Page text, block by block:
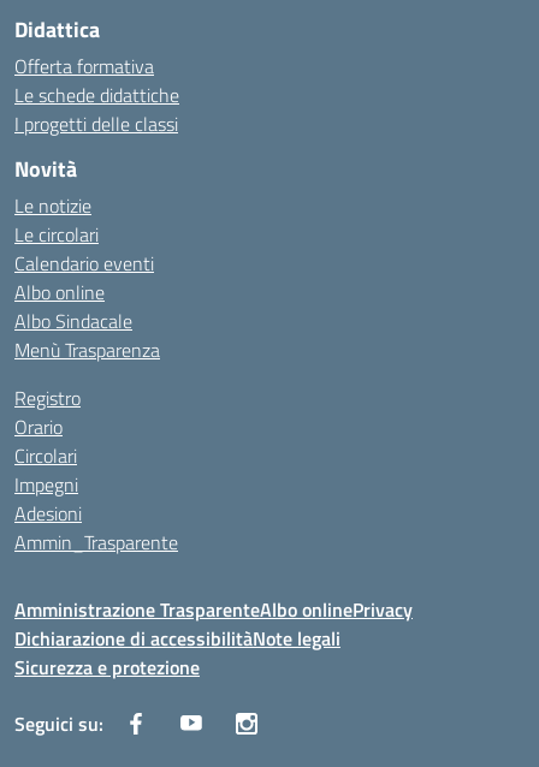
Didattica
Offerta formativa
Le schede didattiche
I progetti delle classi
Novità
Le notizie
Le circolari
Calendario eventi
Albo online
Albo Sindacale
Menù Trasparenza
Registro
Orario
Circolari
Impegni
Adesioni
Ammin_Trasparente
Amministrazione TrasparenteAlbo onlinePrivacy
Dichiarazione di accessibilitàNote legali
Sicurezza e protezione
Seguici su: